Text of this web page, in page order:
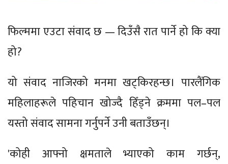
फिल्ममा एउटा संवाद छ — दिउँसै रात पार्ने हो कि क्या
हो?
यो संवाद नाजिरको मनमा खट्किरहन्छ। पारलैंगिक
महिलाहरूले पहिचान खोज्दै हिँड्ने क्रममा पल–पल
यस्तो संवाद सामना गर्नुपर्ने उनी बताउँछन्।
'कोही आफ्नो क्षमताले भ्याएको काम गर्छन्,